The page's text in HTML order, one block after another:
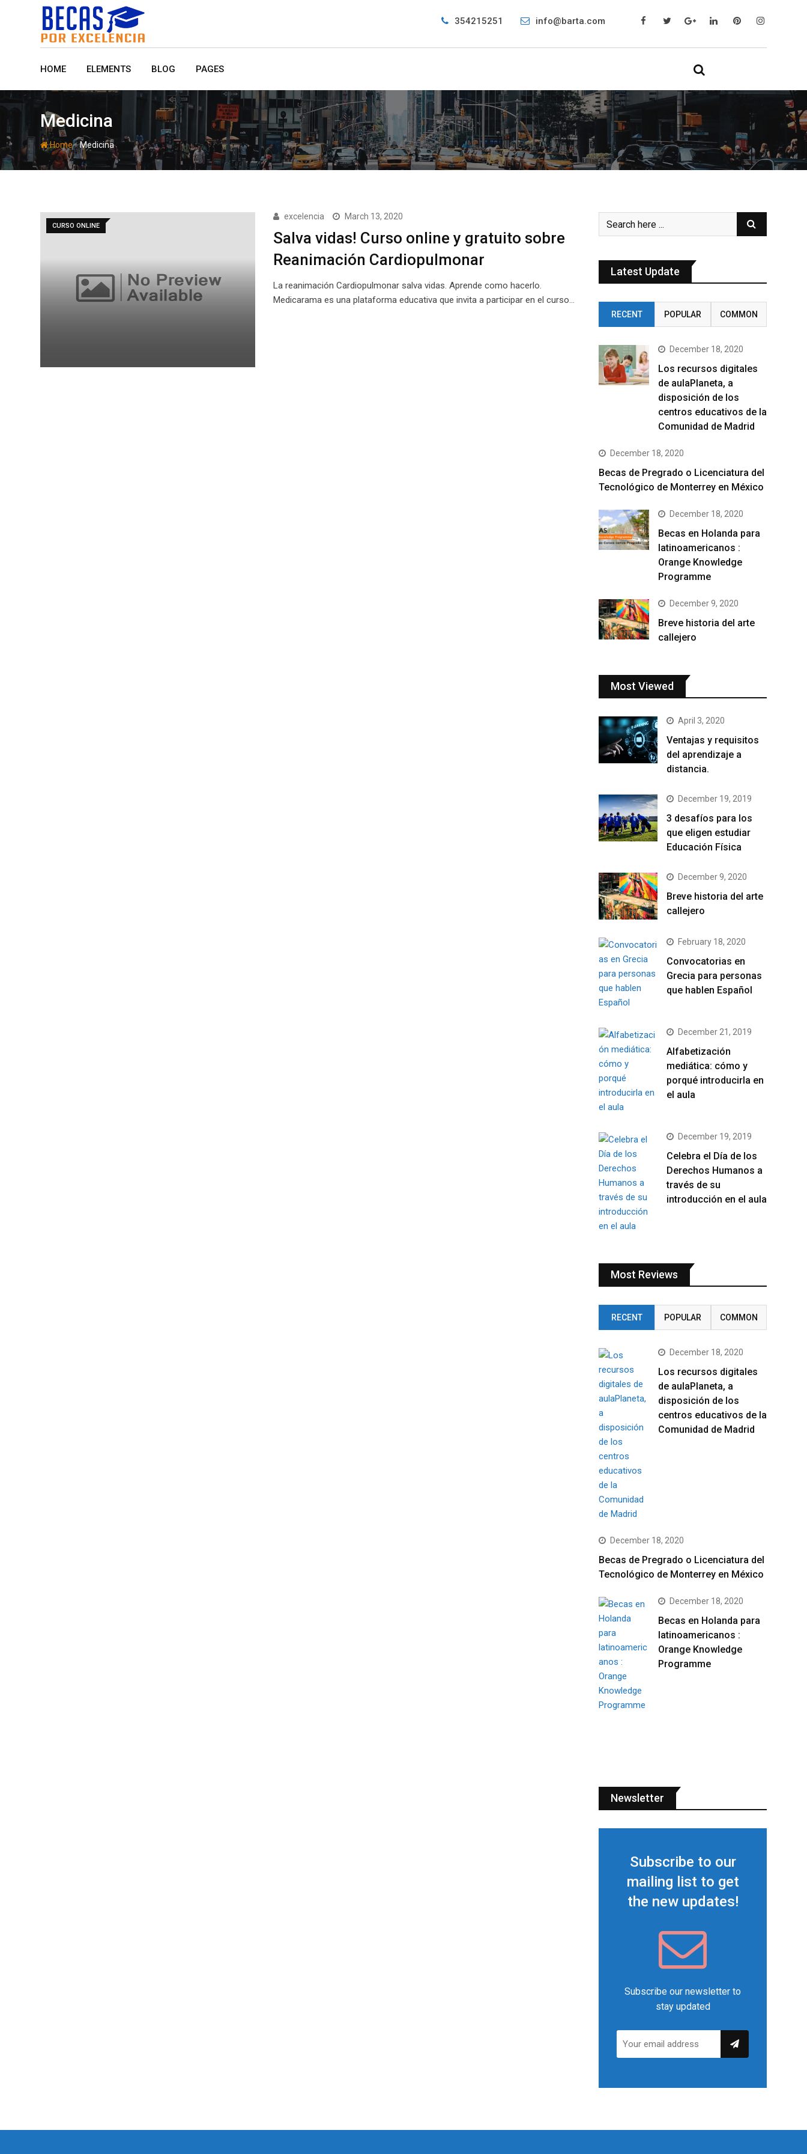
354215251 info@barta.com
HOME ELEMENTS BLOG PAGES
Medicina
Home-Medicina
CURSO ONLINE
excelencia March 13, 2020
Salva vidas! Curso online y gratuito sobre
Reanimación Cardiopulmonar
La reanimación Cardiopulmonar salva vidas. Aprende como hacerlo.
Medicarama es una plataforma educativa que invita a participar en el curso…
Latest Update
RECENT POPULAR COMMON
December 18, 2020
Los recursos digitales
de aulaPlaneta, a
disposición de los
centros educativos de la
Comunidad de Madrid
December 18, 2020
Becas de Pregrado o Licenciatura del
Tecnológico de Monterrey en México
December 18, 2020
Becas en Holanda para
latinoamericanos :
Orange Knowledge
Programme
December 9, 2020
Breve historia del arte
callejero
Most Viewed
April 3, 2020
Ventajas y requisitos
del aprendizaje a
distancia.
December 19, 2019
3 desafíos para los
que eligen estudiar
Educación Física
December 9, 2020
Breve historia del arte
callejero
February 18, 2020
Convocatorias en
Grecia para personas
que hablen Español
December 21, 2019
Alfabetización
mediática: cómo y
porqué introducirla en
el aula
December 19, 2019
Celebra el Día de los
Derechos Humanos a
través de su
introducción en el aula
Most Reviews
RECENT POPULAR COMMON
December 18, 2020
Los recursos digitales
de aulaPlaneta, a
disposición de los
centros educativos de la
Comunidad de Madrid
December 18, 2020
Becas de Pregrado o Licenciatura del
Tecnológico de Monterrey en México
December 18, 2020
Becas en Holanda para
latinoamericanos :
Orange Knowledge
Programme
Newsletter
Subscribe to our
mailing list to get
the new updates!
Subscribe our newsletter to
stay updated